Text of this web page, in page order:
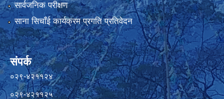
सार्वजनिक परीक्षण
साना सिचाँई कार्यक्रम प्रगति प्रतिवेदन
संपर्क
०२९-४२११२४
०२९-४२११२५